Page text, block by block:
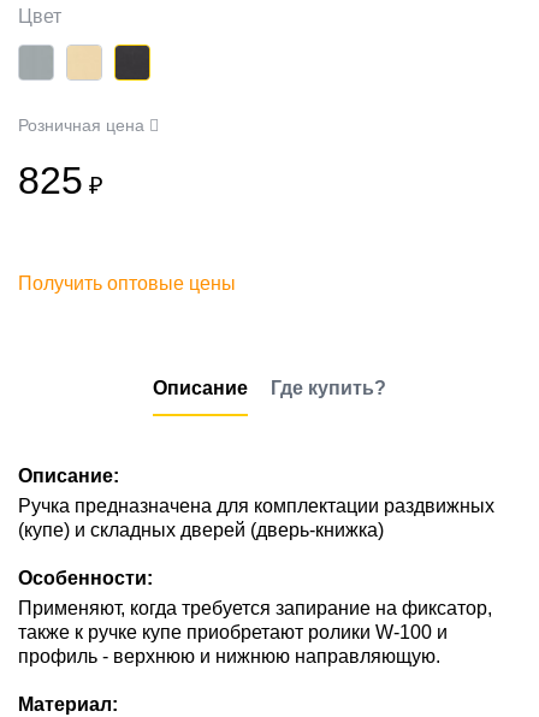
Цвет
Розничная цена
825 ₽
Получить оптовые цены
Описание Где купить?
Описание:
Ручка предназначена для комплектации раздвижных
(купе) и складных дверей (дверь-книжка)
Особенности:
Применяют, когда требуется запирание на фиксатор,
также к ручке купе приобретают ролики W-100 и
профиль - верхнюю и нижнюю направляющую.
Материал: